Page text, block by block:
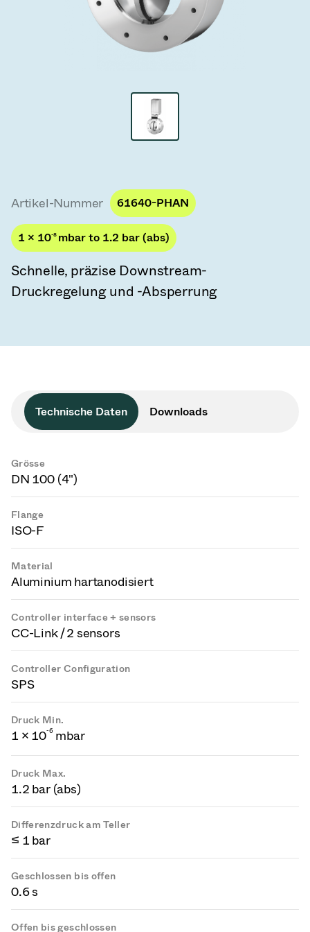
Vakuum-Transferventile
Vakuum-Transfertüren
Vakuumventil-Designoptionen
ITER Vakuumventilkatalog
Artikel-Nummer 61640-PHAN
1 × 10-8 mbar to 1.2 bar (abs)
Schnelle, präzise Downstream-
Druckregelung und -Absperrung
Technische Daten Downloads
Grösse
DN 100 (4")
Flange
ISO-F
Material
Aluminium hartanodisiert
Controller interface + sensors
CC-Link / 2 sensors
Controller Configuration
SPS
Druck Min.
1 × 10-6 mbar
Druck Max.
1.2 bar (abs)
Differenzdruck am Teller
≤ 1 bar
Geschlossen bis offen
0.6 s
Offen bis geschlossen